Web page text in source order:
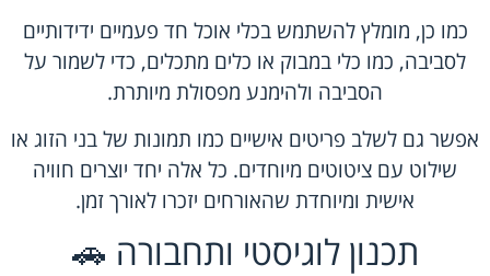
כמו כן, מומלץ להשתמש בכלי אוכל חד פעמיים ידידותיים
לסביבה, כמו כלי במבוק או כלים מתכלים, כדי לשמור על
הסביבה ולהימנע מפסולת מיותרת.
אפשר גם לשלב פריטים אישיים כמו תמונות של בני הזוג או
שילוט עם ציטוטים מיוחדים. כל אלה יחד יוצרים חוויה
אישית ומיוחדת שהאורחים יזכרו לאורך זמן.
תכנון לוגיסטי ותחבורה 🚗